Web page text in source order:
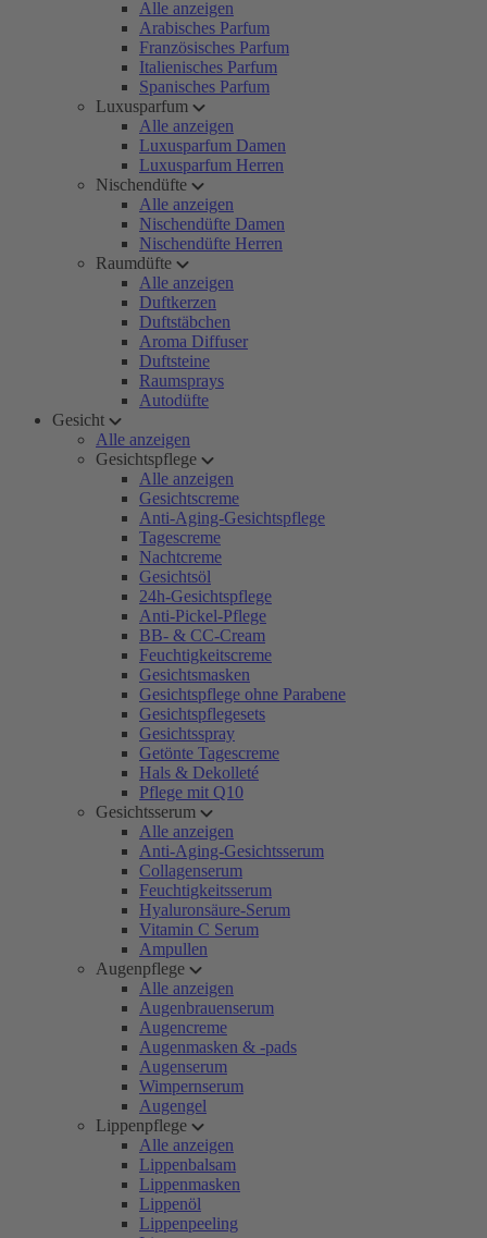
Alle anzeigen
Arabisches Parfum
Französisches Parfum
Italienisches Parfum
Spanisches Parfum
Luxusparfum
Alle anzeigen
Luxusparfum Damen
Luxusparfum Herren
Nischendüfte
Alle anzeigen
Nischendüfte Damen
Nischendüfte Herren
Raumdüfte
Alle anzeigen
Duftkerzen
Duftstäbchen
Aroma Diffuser
Duftsteine
Raumsprays
Autodüfte
Gesicht
Alle anzeigen
Gesichtspflege
Alle anzeigen
Gesichtscreme
Anti-Aging-Gesichtspflege
Tagescreme
Nachtcreme
Gesichtsöl
24h-Gesichtspflege
Anti-Pickel-Pflege
BB- & CC-Cream
Feuchtigkeitscreme
Gesichtsmasken
Gesichtspflege ohne Parabene
Gesichtspflegesets
Gesichtsspray
Getönte Tagescreme
Hals & Dekolleté
Pflege mit Q10
Gesichtsserum
Alle anzeigen
Anti-Aging-Gesichtsserum
Collagenserum
Feuchtigkeitsserum
Hyaluronsäure-Serum
Vitamin C Serum
Ampullen
Augenpflege
Alle anzeigen
Augenbrauenserum
Augencreme
Augenmasken & -pads
Augenserum
Wimpernserum
Augengel
Lippenpflege
Alle anzeigen
Lippenbalsam
Lippenmasken
Lippenöl
Lippenpeeling